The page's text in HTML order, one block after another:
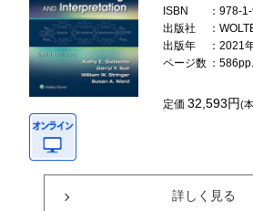
ISBN
：978-
出版社
：
出版年
：2021
ページ数 ：586pp.
定価32,593円(
詳しく見る